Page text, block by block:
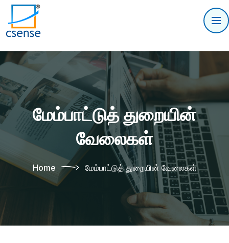
மேம்பாட்டுத் துறையின்
வேலைகள்
Home மேம்பாட்டுத் துறையின் வேலைகள்